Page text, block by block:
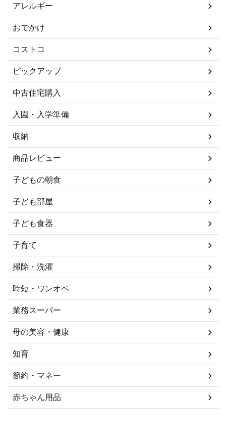
アレルギー
おでかけ
コストコ
ピックアップ
中古住宅購入
入園・入学準備
収納
商品レビュー
子どもの朝食
子ども部屋
子ども食器
子育て
掃除・洗濯
時短・ワンオペ
業務スーパー
母の美容・健康
知育
節約・マネー
赤ちゃん用品